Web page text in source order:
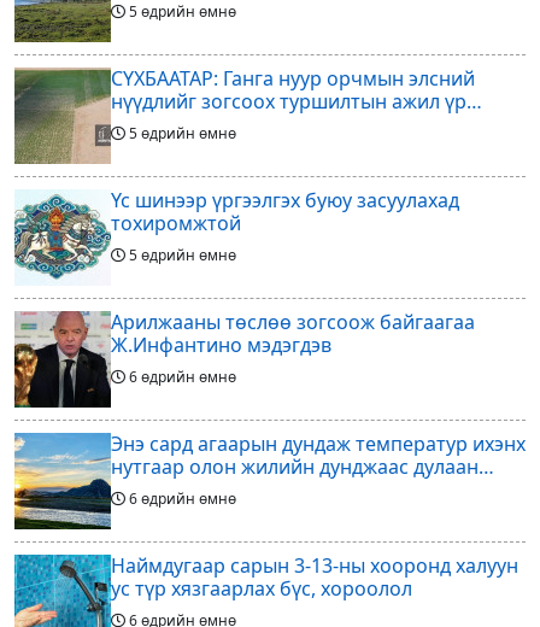
5 өдрийн өмнө
СҮХБААТАР: Ганга нуур орчмын элсний
нүүдлийг зогсоох туршилтын ажил үр
дүнгээ өгч эхэлжээ
5 өдрийн өмнө
Үс шинээр үргээлгэх буюу засуулахад
тохиромжтой
5 өдрийн өмнө
Арилжааны төслөө зогсоож байгаагаа
Ж.Инфантино мэдэгдэв
6 өдрийн өмнө
Энэ сард агаарын дундаж температур ихэнх
нутгаар олон жилийн дунджаас дулаан
байна
6 өдрийн өмнө
Наймдугаар сарын 3-13-ны хооронд халуун
ус түр хязгаарлах бүс, хороолол
6 өдрийн өмнө